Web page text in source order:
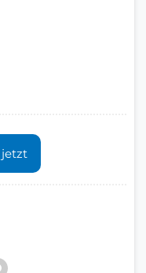
jetzt